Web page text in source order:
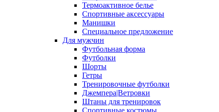
Термоактивное белье
Спортивные аксессуары
Манишки
Специальное предложение
Для мужчин
Футбольная форма
Футболки
Шорты
Гетры
Тренировочные футболки
Джемпера|Ветровки
Штаны для тренировок
Спортивные костюмы